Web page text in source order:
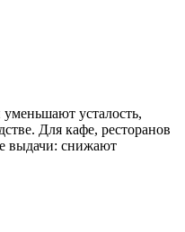
усталость,
Для кафе, ресторанов
выдачи: снижают